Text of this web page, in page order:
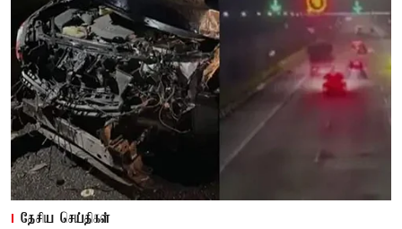
தேசிய செய்திகள்